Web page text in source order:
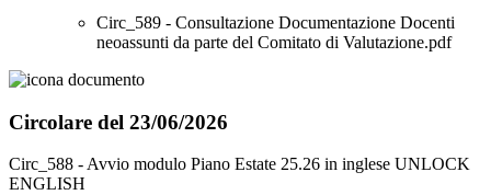
Circ_589 - Consultazione Documentazione Docenti
neoassunti da parte del Comitato di Valutazione.pdf
Circolare del 23/06/2026
Circ_588 - Avvio modulo Piano Estate 25.26 in inglese UNLOCK
ENGLISH